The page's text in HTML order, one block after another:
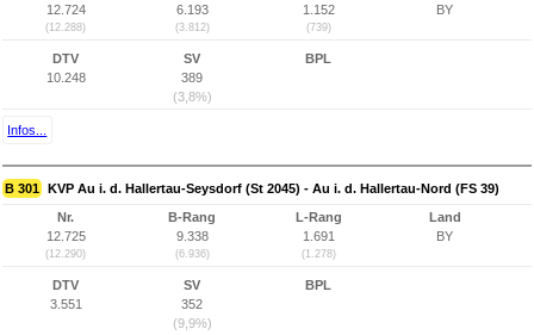
12.724
(12.288)
6.193
(3.812)
1.152
(739)
BY
DTV
10.248
SV
389
(3,8%)
BPL
Infos...
B 301 KVP Au i. d. Hallertau-Seysdorf (St 2045) - Au i. d. Hallertau-Nord (FS 39)
Nr.
12.725
(12.290)
B-Rang
9.338
(6.936)
L-Rang
1.691
(1.278)
Land
BY
DTV
3.551
SV
352
(9,9%)
BPL